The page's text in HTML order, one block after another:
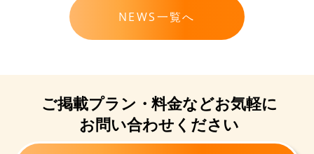
NEWS一覧へ
ご掲載プラン・料金などお気軽に
お問い合わせください